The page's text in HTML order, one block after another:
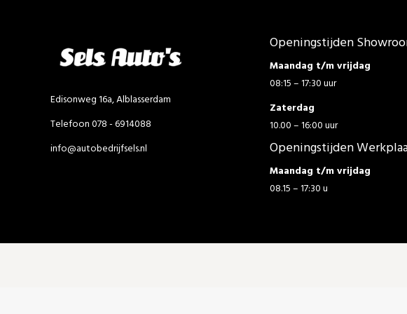
Edisonweg 16a, Alblasserdam
Telefoon 078 - 6914088
info@autobedrijfsels.nl
Openingstijden
Maandag t/m vrijdag
08:15 – 17:30 uur
Zaterdag
10.00 – 16:00 uur
Openingstijden
Maandag t/m vrijdag
08.15 – 17:30 u